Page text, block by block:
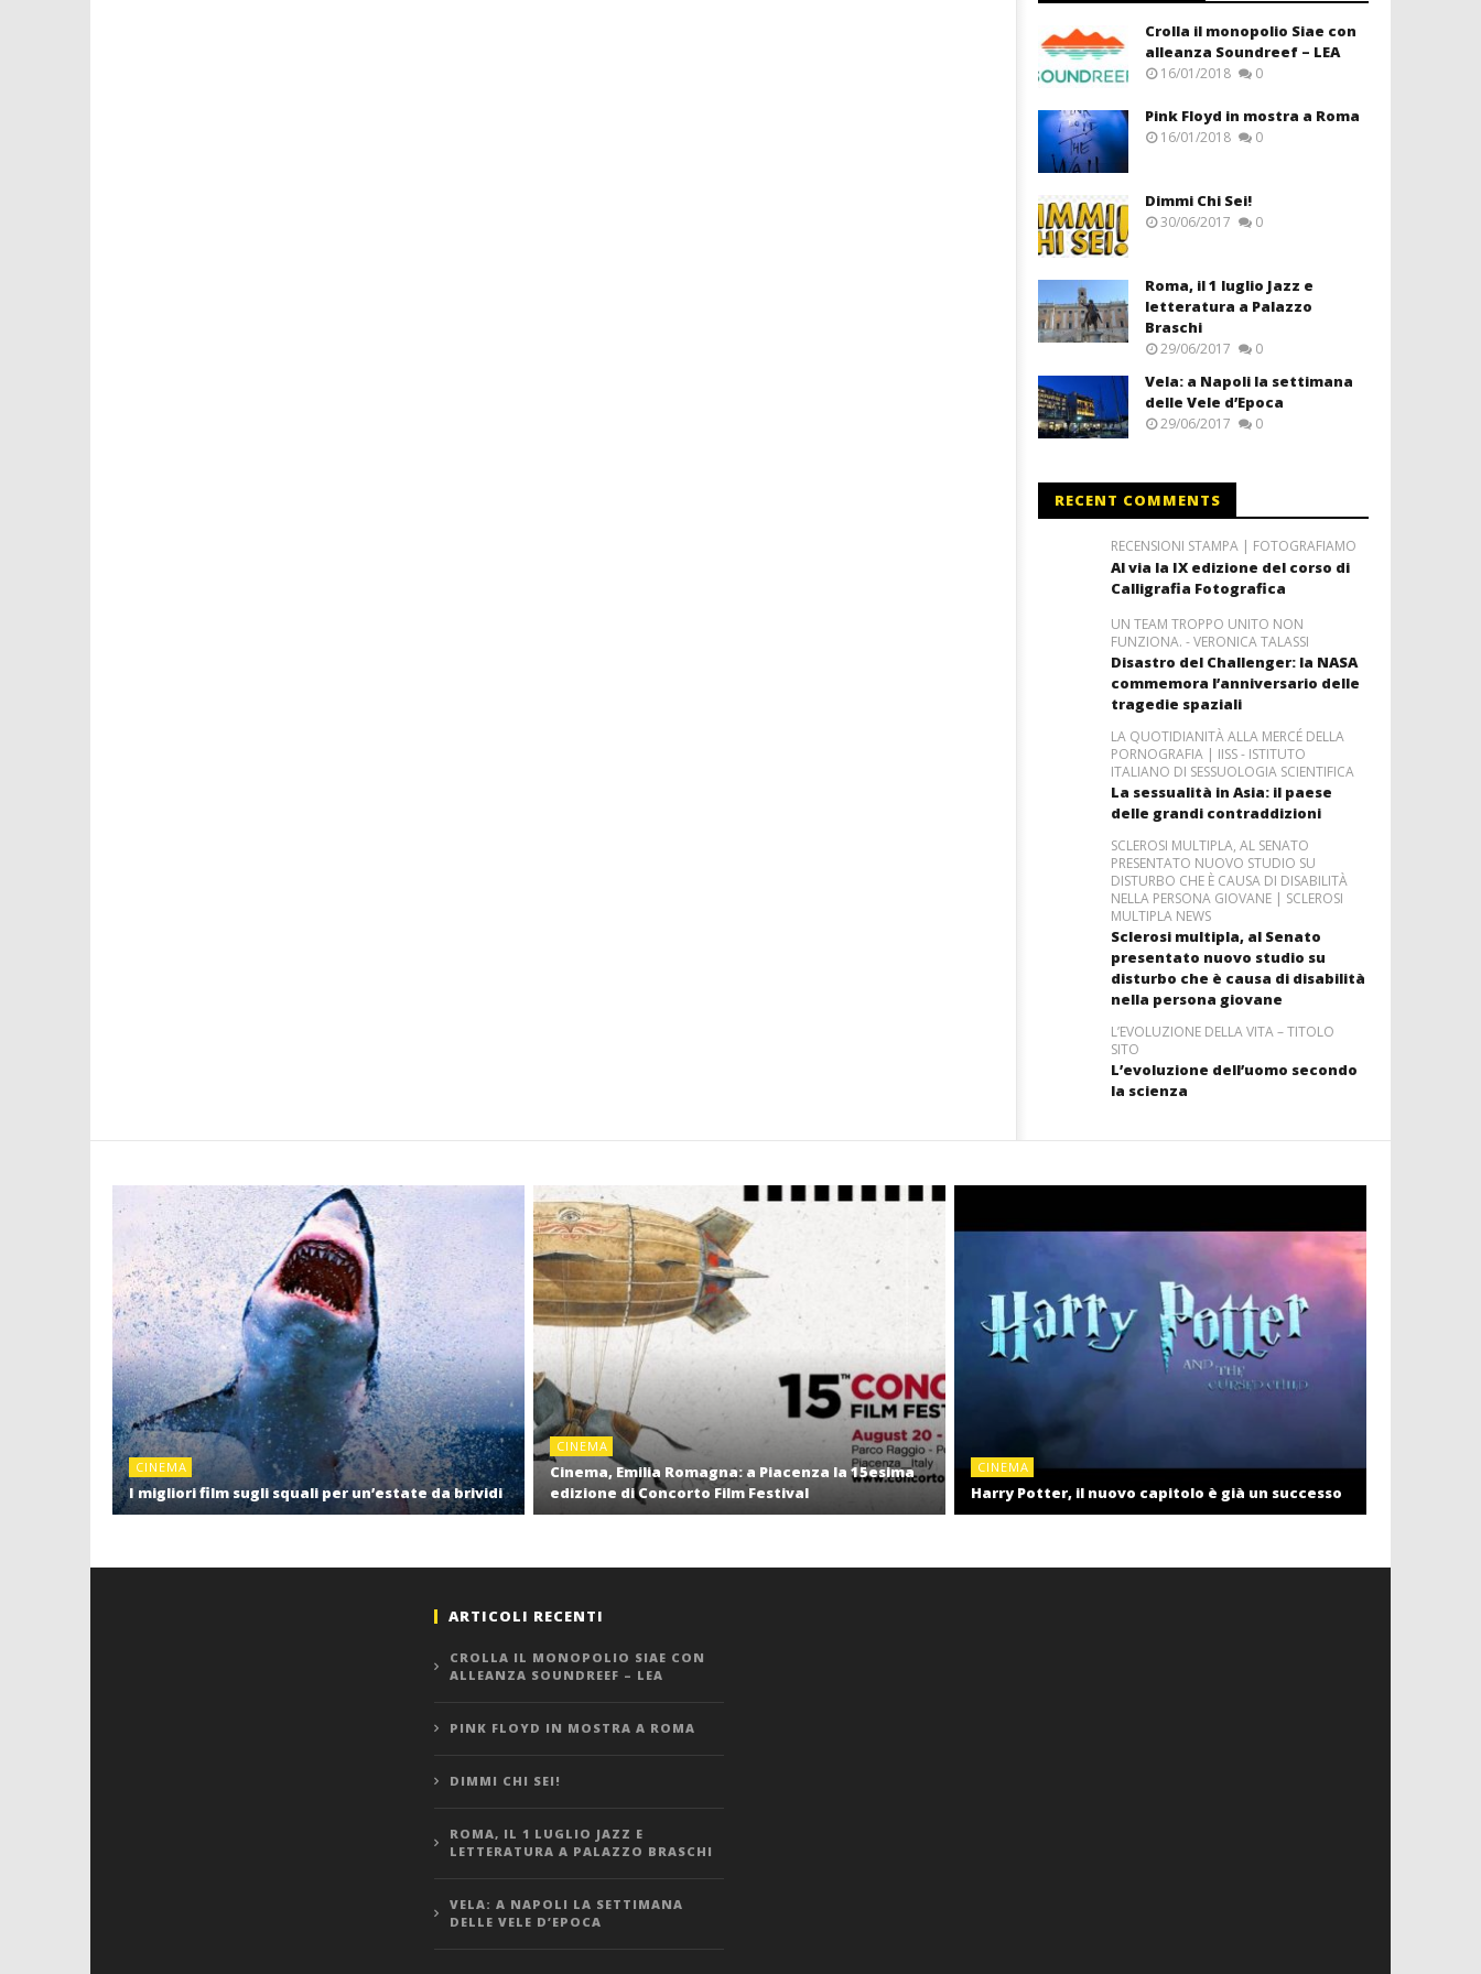
Crolla il monopolio Siae con
alleanza Soundreef – LEA
16/01/2018 0
Pink Floyd in mostra a Roma
16/01/2018 0
Dimmi Chi Sei!
30/06/2017 0
Roma, il 1 luglio Jazz e
letteratura a Palazzo
Braschi
29/06/2017 0
Vela: a Napoli la settimana
delle Vele d’Epoca
29/06/2017 0
RECENT COMMENTS
RECENSIONI STAMPA | FOTOGRAFIAMO
Al via la IX edizione del corso di
Calligrafia Fotografica
UN TEAM TROPPO UNITO NON
FUNZIONA. - VERONICA TALASSI
Disastro del Challenger: la NASA
commemora l’anniversario delle
tragedie spaziali
LA QUOTIDIANITÀ ALLA MERCÉ DELLA
PORNOGRAFIA | IISS - ISTITUTO
ITALIANO DI SESSUOLOGIA SCIENTIFICA
La sessualità in Asia: il paese
delle grandi contraddizioni
SCLEROSI MULTIPLA, AL SENATO
PRESENTATO NUOVO STUDIO SU
DISTURBO CHE È CAUSA DI DISABILITÀ
NELLA PERSONA GIOVANE | SCLEROSI
MULTIPLA NEWS
Sclerosi multipla, al Senato
presentato nuovo studio su
disturbo che è causa di disabilità
nella persona giovane
L’EVOLUZIONE DELLA VITA – TITOLO
SITO
L’evoluzione dell’uomo secondo
la scienza
CINEMA
I migliori film sugli squali per un’estate da brividi
CINEMA
Cinema, Emilia Romagna: a Piacenza la 15esima
edizione di Concorto Film Festival
CINEMA
Harry Potter, il nuovo capitolo è già un successo
ARTICOLI RECENTI
CROLLA IL MONOPOLIO SIAE CON
ALLEANZA SOUNDREEF – LEA
PINK FLOYD IN MOSTRA A ROMA
DIMMI CHI SEI!
ROMA, IL 1 LUGLIO JAZZ E
LETTERATURA A PALAZZO BRASCHI
VELA: A NAPOLI LA SETTIMANA
DELLE VELE D’EPOCA